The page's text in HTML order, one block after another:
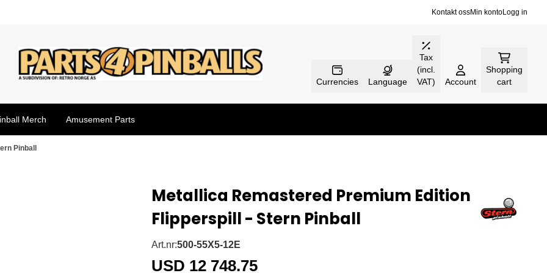
Kontakt ossMin kontoLogg in
Currencies Language
Tax
(incl.
VAT)
Account
Shopping
cart
Merch Amusement Parts
Pinball
Metallica Remastered Premium Edition
Flipperspill - Stern Pinball
Art.nr:500-55X5-12E
USD 12 748.75